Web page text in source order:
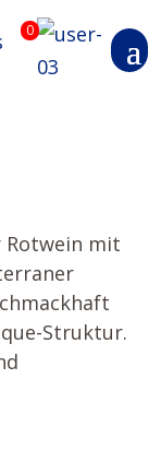
0
Rotwein mit
Struktur.